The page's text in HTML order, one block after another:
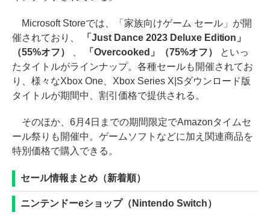
Microsoft Storeでは、「家族向けゲーム セール」が開
催されており、
「Just Dance 2023 Deluxe Edition」
（55%オフ）
「Overcooked」（75%オフ）
といっ
たタイトルがラインナップ。各種セールも開催されてお
り、様々なXbox One、Xbox Series X|Sダウンロード版
タイトルが期間中、割引価格で提供される。
そのほか、6月4日までの期間限定でAmazonタイムセ
ール祭りも開催中。ゲームソフトなどに加え関連商品を
特別価格で購入できる。
セール情報まとめ（新着順）
ニンテンドーeショップ（Nintendo Switch）